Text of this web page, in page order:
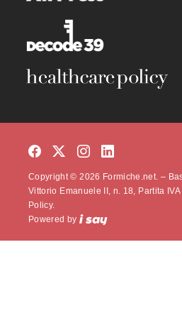
Copyright © 2026 Formiche.net. –
Vittorio Emanuele II, n. 18, Partita IVA
Policy.
Powered by